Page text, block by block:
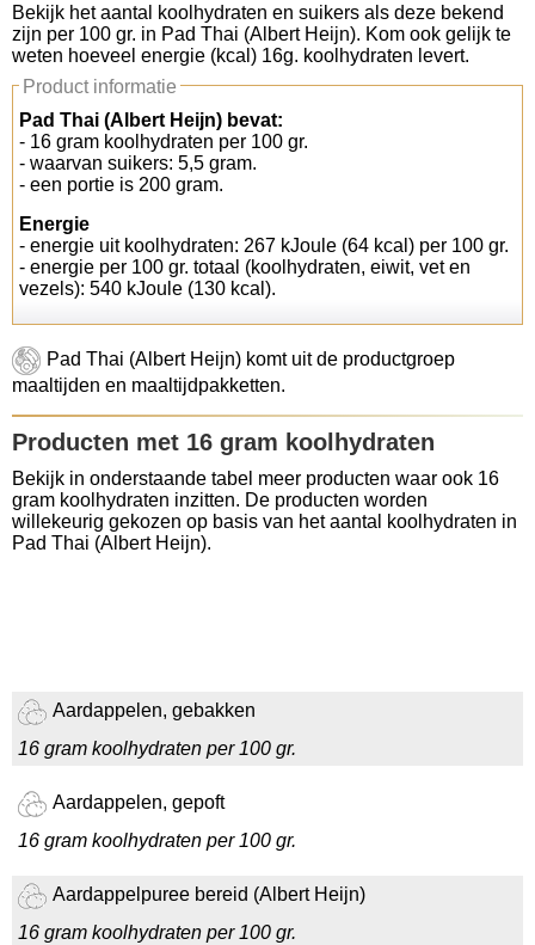
Koolhydraten tellen
Links
Bekijk het aantal koolhydraten en suikers als deze bekend
zijn per 100 gr. in Pad Thai (Albert Heijn). Kom ook gelijk te
weten hoeveel energie (kcal) 16g. koolhydraten levert.
Product informatie
Pad Thai (Albert Heijn) bevat:
- 16 gram koolhydraten per 100 gr.
- waarvan suikers: 5,5 gram.
- een portie is 200 gram.
Energie
- energie uit koolhydraten: 267 kJoule (64 kcal) per 100 gr.
- energie per 100 gr. totaal (koolhydraten, eiwit, vet en
vezels): 540 kJoule (130 kcal).
Pad Thai (Albert Heijn) komt uit de productgroep
maaltijden en maaltijdpakketten.
Producten met 16 gram koolhydraten
Bekijk in onderstaande tabel meer producten waar ook 16
gram koolhydraten inzitten. De producten worden
willekeurig gekozen op basis van het aantal koolhydraten in
Pad Thai (Albert Heijn).
Aardappelen, gebakken
16 gram koolhydraten per 100 gr.
Aardappelen, gepoft
16 gram koolhydraten per 100 gr.
Aardappelpuree bereid (Albert Heijn)
16 gram koolhydraten per 100 gr.